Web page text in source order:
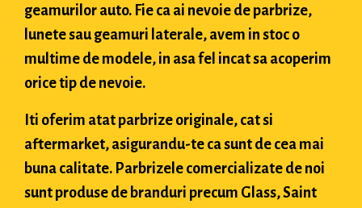
geamurilor auto. Fie ca ai nevoie de parbrize,
lunete sau geamuri laterale, avem in stoc o
multime de modele, in asa fel incat sa acoperim
orice tip de nevoie.
Iti oferim atat parbrize originale, cat si
aftermarket, asigurandu-te ca sunt de cea mai
buna calitate. Parbrizele comercializate de noi
sunt produse de branduri precum Glass, Saint